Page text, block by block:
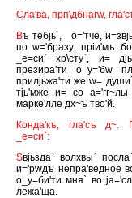
Сла'ва, прп\дбнагw,
Въ тебjь`, _о='тче,
по w='бразу: прiи'мъ
_е=си` хр\сту`, и=
презира'ти о_у='бw
прилjьжа'ти же w=
тjь'мже и= со а='гг~лы
марке'лле дх~ъ тво'й.
Конда'къ, гла'съ д~.
_е=си`:
Sвjьзда` волхвы`
и='рwдъ непра'ведное
о_у=би'ти мня` во
лежа'ща.